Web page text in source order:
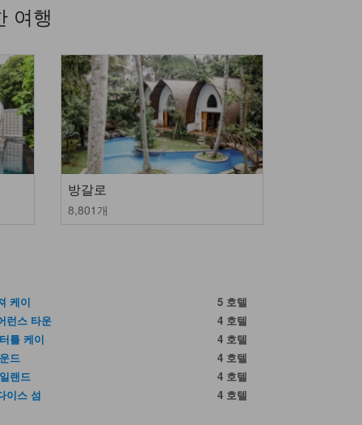
여행
방갈로
8,801개
케이
5 호텔
런스 타운
4 호텔
틀 케이
4 호텔
드
4 호텔
랜드
4 호텔
이스 섬
4 호텔